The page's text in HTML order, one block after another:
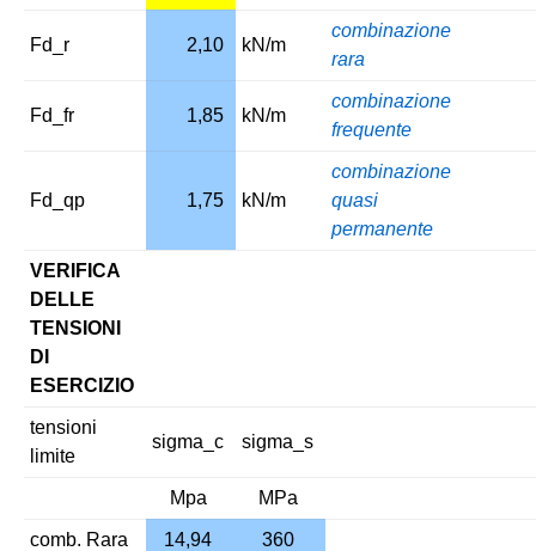
Fd_r 2,10 kN/m
combinazione
rara
Fd_fr 1,85 kN/m
combinazione
frequente
Fd_qp 1,75 kN/m
combinazione
quasi
permanente
VERIFICA
DELLE
TENSIONI
DI
ESERCIZIO
tensioni
limite
sigma_c sigma_s
Mpa MPa
comb. Rara 14,94 360